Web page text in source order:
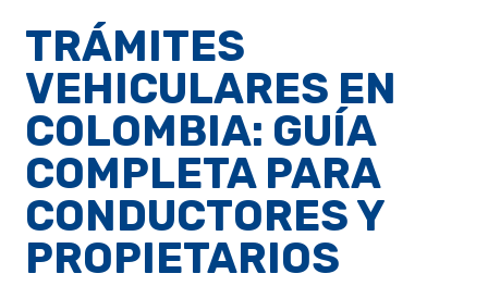
TRÁMITES
VEHICULARES EN
COLOMBIA: GUÍA
COMPLETA PARA
CONDUCTORES Y
PROPIETARIOS